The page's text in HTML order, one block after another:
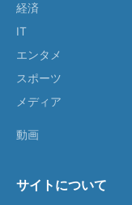
経済
IT
エンタメ
スポーツ
メディア
動画
サイトについて